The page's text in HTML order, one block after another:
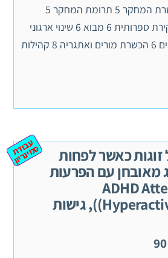
רציונל תיאורטי 4 מטרת המחקר 5 תרומת המחקר 5
שאלות המחקר 5 סקירת ספרותית 6 מבוא 6 שינוי ארגוני
ותהליכי שינוי בארגונים 6 הכשרת מורים ואתגריה 8 קהילות
כאשר לפחות
מאובחן עם הפרעות
ADHD
Hyperactivity Disorder)), גישות
ע
ב
וד
ת
ס
מ
ינ
ר
יון